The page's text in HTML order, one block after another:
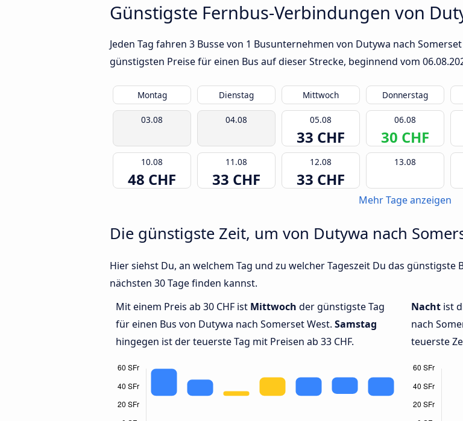
Günstigste Fernbus-Verbindungen von
Jeden Tag fahren 3 Busse von 1 Busunternehmen von Dutywa nach
günstigsten Preise für einen Bus auf dieser Strecke, beginnend vom
Montag Dienstag Mittwoch Donnerstag
03.08 04.08 05.08
33 CHF
06.08
30 CHF
10.08
48 CHF
11.08
33 CHF
12.08
33 CHF
13.08
Mehr Tage anzeigen
Die günstigste Zeit, um von Dutywa nach
Hier siehst Du, an welchem Tag und zu welcher Tageszeit Du das
nächsten 30 Tage finden kannst.
Mit einem Preis ab 30 CHF ist Mittwoch der günstigste Tag
für einen Bus von Dutywa nach Somerset West. Samstag
hingegen ist der teuerste Tag mit Preisen ab 33 CHF.
Nacht ist
nach
teuerste